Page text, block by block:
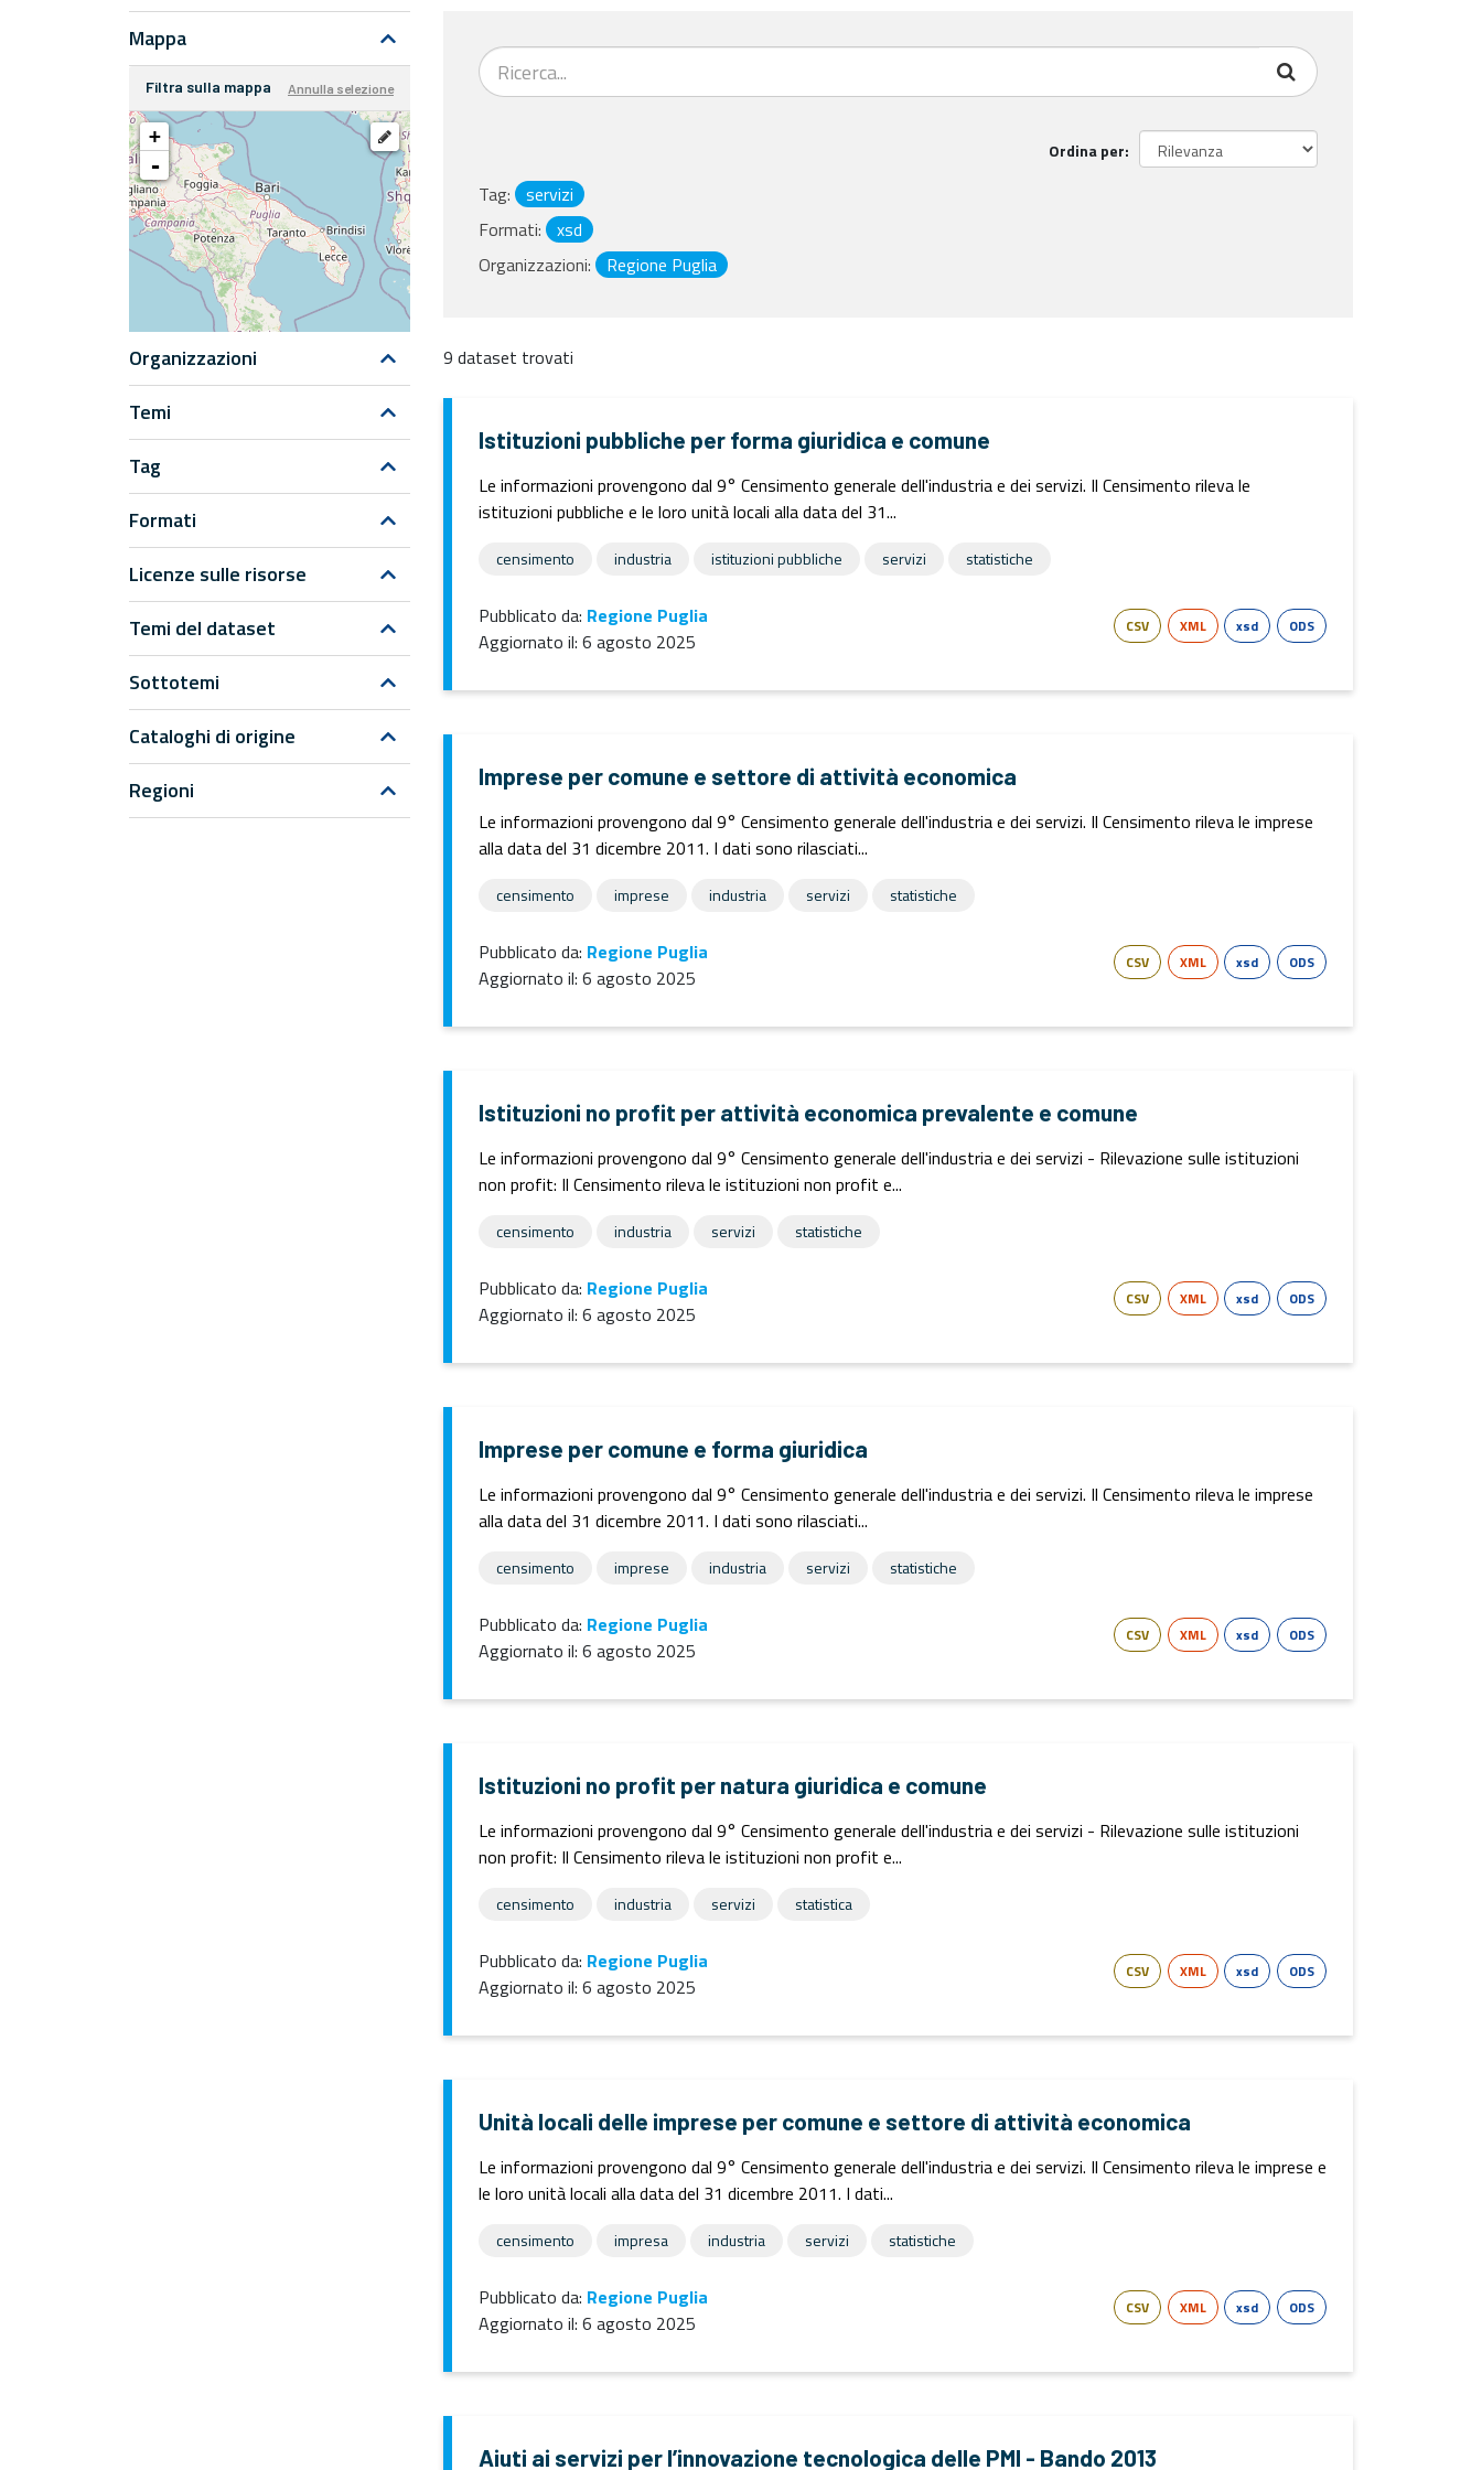
Mappa
Filtra sulla mappa Annulla selezione
+
-
Organizzazioni
Temi
Tag
Formati
Licenze sulle risorse
Temi del dataset
Sottotemi
Cataloghi di origine
Regioni
Ordina per
Tag:
servizi
Formati:
xsd
Organizzazioni:
Regione Puglia
9 dataset trovati
Istituzioni pubbliche per forma giuridica e comune
Le informazioni provengono dal 9° Censimento generale dell'industria e dei servizi. Il Censimento rileva le
istituzioni pubbliche e le loro unità locali alla data del 31...
censimento industria istituzioni pubbliche servizi statistiche
Pubblicato da: Regione Puglia
Aggiornato il: 6 agosto 2025
CSV XML xsd ODS
Imprese per comune e settore di attività economica
Le informazioni provengono dal 9° Censimento generale dell'industria e dei servizi. Il Censimento rileva le imprese
alla data del 31 dicembre 2011. I dati sono rilasciati...
censimento imprese industria servizi statistiche
Pubblicato da: Regione Puglia
Aggiornato il: 6 agosto 2025
CSV XML xsd ODS
Istituzioni no profit per attività economica prevalente e comune
Le informazioni provengono dal 9° Censimento generale dell'industria e dei servizi - Rilevazione sulle istituzioni
non profit: Il Censimento rileva le istituzioni non profit e...
censimento industria servizi statistiche
Pubblicato da: Regione Puglia
Aggiornato il: 6 agosto 2025
CSV XML xsd ODS
Imprese per comune e forma giuridica
Le informazioni provengono dal 9° Censimento generale dell'industria e dei servizi. Il Censimento rileva le imprese
alla data del 31 dicembre 2011. I dati sono rilasciati...
censimento imprese industria servizi statistiche
Pubblicato da: Regione Puglia
Aggiornato il: 6 agosto 2025
CSV XML xsd ODS
Istituzioni no profit per natura giuridica e comune
Le informazioni provengono dal 9° Censimento generale dell'industria e dei servizi - Rilevazione sulle istituzioni
non profit: Il Censimento rileva le istituzioni non profit e...
censimento industria servizi statistica
Pubblicato da: Regione Puglia
Aggiornato il: 6 agosto 2025
CSV XML xsd ODS
Unità locali delle imprese per comune e settore di attività economica
Le informazioni provengono dal 9° Censimento generale dell'industria e dei servizi. Il Censimento rileva le imprese e
le loro unità locali alla data del 31 dicembre 2011. I dati...
censimento impresa industria servizi statistiche
Pubblicato da: Regione Puglia
Aggiornato il: 6 agosto 2025
CSV XML xsd ODS
Aiuti ai servizi per l’innovazione tecnologica delle PMI - Bando 2013